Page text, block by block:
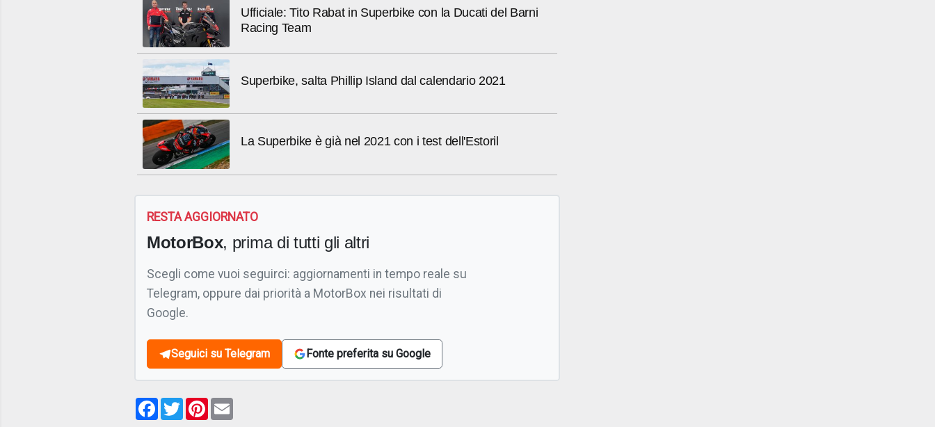
Ufficiale: Tito Rabat in Superbike con la Ducati del Barni
Racing Team
Superbike, salta Phillip Island dal calendario 2021
La Superbike è già nel 2021 con i test dell'Estoril
RESTA AGGIORNATO
MotorBox, prima di tutti gli altri
Scegli come vuoi seguirci: aggiornamenti in tempo reale su
Telegram, oppure dai priorità a MotorBox nei risultati di
Google.
Seguici su Telegram Fonte preferita su Google
Facebook
TwitterPinterest